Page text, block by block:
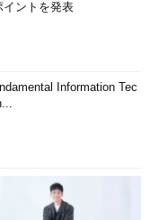
イントを発表
Information Tec